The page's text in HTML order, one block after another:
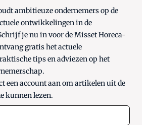
ambitieuze ondernemers op de
ontwikkelingen in de
je nu in voor de Misset Horeca-
gratis het actuele
tips en adviezen op het
een account aan om artikelen uit de
kunnen lezen.